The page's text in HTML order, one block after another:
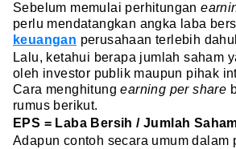
Sebelum memulai perhitungan
perlu mendatangkan angka laba
keuangan perusahaan terlebih
Lalu, ketahui berapa jumlah saham
oleh investor publik maupun pihak
Cara menghitungearning per share
rumus berikut.
EPS = Laba Bersih / Jumlah
Adapun contoh secara umum dalam